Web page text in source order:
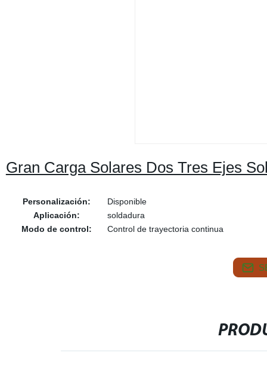
Gran Carga Solares Dos Tres Ejes
Personalización:
Disponible
Aplicación:
soldadura
Modo de control:
Control de trayectoria continua